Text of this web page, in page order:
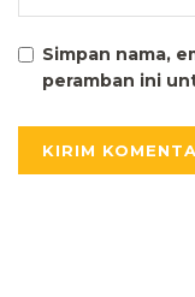
Simpan nama,
peramban ini